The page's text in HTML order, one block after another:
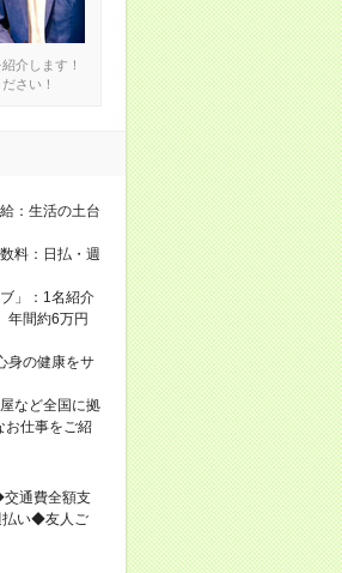
介します！
さい！
：生活の土台
料：日払・週
」：1名紹介
年間約6万円
身の健康をサ
など全国に拠
お仕事をご紹
通費全額支
い◆友人ご